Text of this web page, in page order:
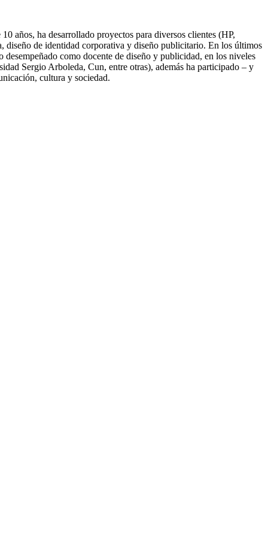
años, ha desarrollado proyectos para diversos clientes (HP,
de identidad corporativa y diseño publicitario. En los últimos
como docente de diseño y publicidad, en los niveles
Sergio Arboleda, Cun, entre otras), además ha participado – y
cultura y sociedad.